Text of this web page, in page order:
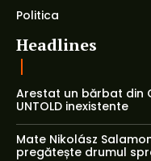
Politica
Headlines
Arestat un bărbat din
UNTOLD inexistente
Mate Nikolász
pregătește drumul